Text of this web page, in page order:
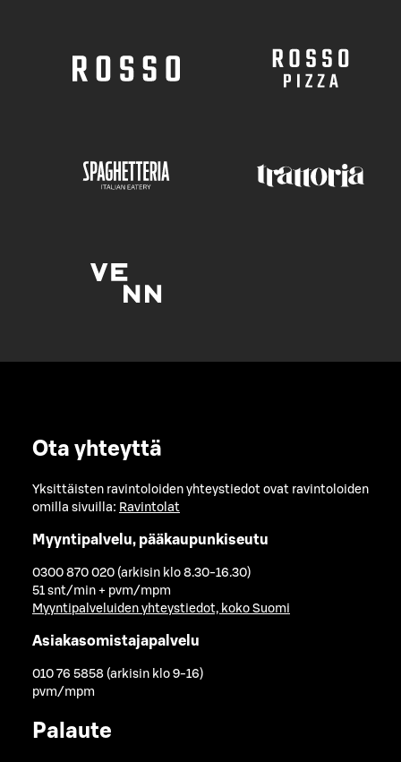
Ota yhteyttä
Yksittäisten ravintoloiden yhteystiedot ovat ravintoloiden
omilla sivuilla: Ravintolat
Myyntipalvelu, pääkaupunkiseutu
0300 870 020 (arkisin klo 8.30-16.30)
51 snt/min + pvm/mpm
Myyntipalveluiden yhteystiedot, koko Suomi
Asiakasomistajapalvelu
010 76 5858 (arkisin klo 9-16)
pvm/mpm
Palaute